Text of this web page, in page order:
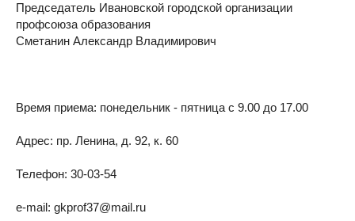
Председатель Ивановской городской организации
профсоюза образования
Сметанин Александр Владимирович
Время приема: понедельник - пятница с 9.00 до 17.00
Адрес: пр. Ленина, д. 92, к. 60
Телефон: 30-03-54
e-mail: gkprof37@mail.ru